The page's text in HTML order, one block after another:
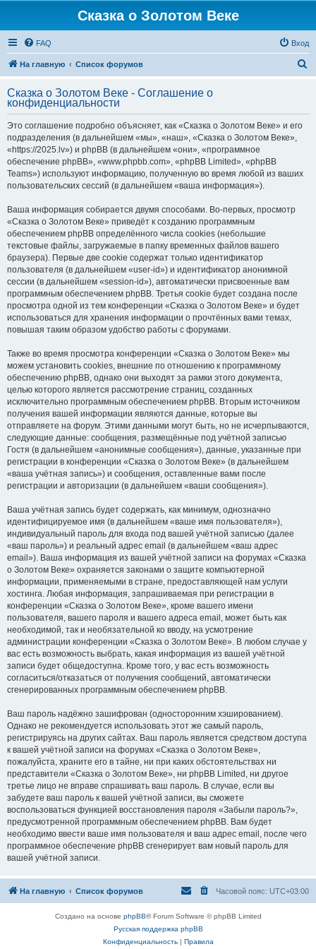
Сказка о Золотом Веке
FAQ Вход
На главную Список форумов
с
Сказка о Золотом Веке - Соглашение о
конфиденциальности
Это соглашение подробно объясняет, как «Сказка о Золотом Веке» и его
подразделения (в дальнейшем «мы», «наш», «Сказка о Золотом Веке»,
«https://2025.lv») и phpBB (в дальнейшем «они», «программное
обеспечение phpBB», «www.phpbb.com», «phpBB Limited», «phpBB
Teams») используют информацию, полученную во время любой из ваших
пользовательских сессий (в дальнейшем «ваша информация»).
Ваша информация собирается двумя способами. Во-первых, просмотр
«Сказка о Золотом Веке» приведёт к созданию программным
обеспечением phpBB определённого числа cookies (небольшие
текстовые файлы, загружаемые в папку временных файлов вашего
браузера). Первые две cookie содержат только идентификатор
пользователя (в дальнейшем «user-id») и идентификатор анонимной
сессии (в дальнейшем «session-id»), автоматически присвоенные вам
программным обеспечением phpBB. Третья cookie будет создана после
просмотра одной из тем конференции «Сказка о Золотом Веке» и будет
использоваться для хранения информации о прочтённых вами темах,
повышая таким образом удобство работы с форумами.
Также во время просмотра конференции «Сказка о Золотом Веке» мы
можем установить cookies, внешние по отношению к программному
обеспечению phpBB, однако они выходят за рамки этого документа,
целью которого является рассмотрение страниц, созданных
исключительно программным обеспечением phpBB. Вторым источником
получения вашей информации являются данные, которые вы
отправляете на форум. Этими данными могут быть, но не исчерпываются,
следующие данные: сообщения, размещённые под учётной записью
Гостя (в дальнейшем «анонимные сообщения»), данные, указанные при
регистрации в конференции «Сказка о Золотом Веке» (в дальнейшем
«ваша учётная запись») и сообщения, оставленные вами после
регистрации и авторизации (в дальнейшем «ваши сообщения»).
Ваша учётная запись будет содержать, как минимум, однозначно
идентифицируемое имя (в дальнейшем «ваше имя пользователя»),
индивидуальный пароль для входа под вашей учётной записью (далее
«ваш пароль») и реальный адрес email (в дальнейшем «ваш адрес
email»). Ваша информация из вашей учётной записи на форумах «Сказка
о Золотом Веке» охраняется законами о защите компьютерной
информации, применяемыми в стране, предоставляющей нам услуги
хостинга. Любая информация, запрашиваемая при регистрации в
конференции «Сказка о Золотом Веке», кроме вашего имени
пользователя, вашего пароля и вашего адреса email, может быть как
необходимой, так и необязательной ко вводу, на усмотрение
администрации конференции «Сказка о Золотом Веке». В любом случае у
вас есть возможность выбрать, какая информация из вашей учётной
записи будет общедоступна. Кроме того, у вас есть возможность
согласиться/отказаться от получения сообщений, автоматически
сгенерированных программным обеспечением phpBB.
Ваш пароль надёжно зашифрован (односторонним хэшированием).
Однако не рекомендуется использовать этот же самый пароль,
регистрируясь на других сайтах. Ваш пароль является средством доступа
к вашей учётной записи на форумах «Сказка о Золотом Веке»,
пожалуйста, храните его в тайне, ни при каких обстоятельствах ни
представители «Сказка о Золотом Веке», ни phpBB Limited, ни другое
третье лицо не вправе спрашивать ваш пароль. В случае, если вы
забудете ваш пароль к вашей учётной записи, вы сможете
воспользоваться функцией восстановления пароля «Забыли пароль?»,
предусмотренной программным обеспечением phpBB. Вам будет
необходимо ввести ваше имя пользователя и ваш адрес email, после чего
программное обеспечение phpBB сгенерирует вам новый пароль для
вашей учётной записи.
На главную Список форумов Часовой пояс: UTC+03:00
Создано на основе phpBB® Forum Software © phpBB Limited
Русская поддержка phpBB
Конфиденциальность| Правила